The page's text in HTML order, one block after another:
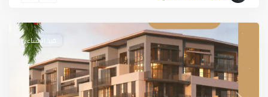
قيد الإنشاء